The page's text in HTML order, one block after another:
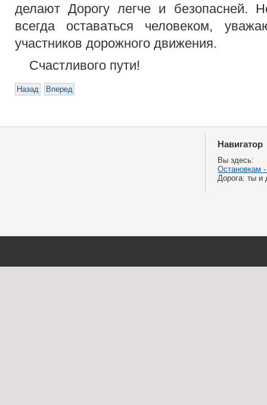
делают Дорогу легче и безопасней.
всегда оставаться человеком,
участников дорожного движения.
Счастливого пути!
Назад Вперед
Навигатор
Вы здесь:
Остановкам
Дорога: ты и